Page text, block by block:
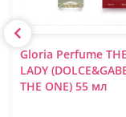
Gloria Perfume
LADY
THE ONE) 55 мл